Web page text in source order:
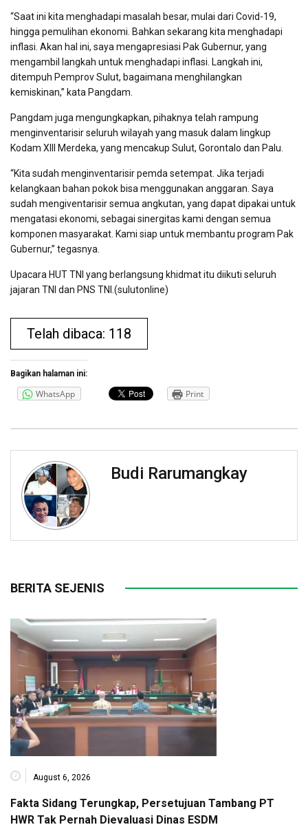
“Saat ini kita menghadapi masalah besar, mulai dari Covid-19,
hingga pemulihan ekonomi. Bahkan sekarang kita menghadapi
inflasi. Akan hal ini, saya mengapresiasi Pak Gubernur, yang
mengambil langkah untuk menghadapi inflasi. Langkah ini,
ditempuh Pemprov Sulut, bagaimana menghilangkan
kemiskinan,” kata Pangdam.
Pangdam juga mengungkapkan, pihaknya telah rampung
menginventarisir seluruh wilayah yang masuk dalam lingkup
Kodam XIII Merdeka, yang mencakup Sulut, Gorontalo dan Palu.
“Kita sudah menginventarisir pemda setempat. Jika terjadi
kelangkaan bahan pokok bisa menggunakan anggaran. Saya
sudah mengiventarisir semua angkutan, yang dapat dipakai untuk
mengatasi ekonomi, sebagai sinergitas kami dengan semua
komponen masyarakat. Kami siap untuk membantu program Pak
Gubernur,” tegasnya.
Upacara HUT TNI yang berlangsung khidmat itu diikuti seluruh
jajaran TNI dan PNS TNI.(sulutonline)
Telah dibaca: 118
Bagikan halaman ini:
WhatsApp Print
Budi Rarumangkay
BERITA SEJENIS
August 6, 2026
Fakta Sidang Terungkap, Persetujuan Tambang PT
HWR Tak Pernah Dievaluasi Dinas ESDM